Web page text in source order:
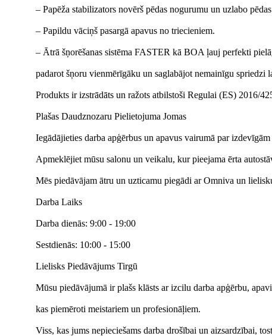
– Papēža stabilizators novērš pēdas nogurumu un uzlabo
– Papildu vāciņš pasargā apavus no triecieniem.
– Ātrā šņorēšanas sistēma FASTER kā BOA ļauj perfekti
padarot šņoru vienmērīgāku un saglabājot nemainīgu spriedzi
Produkts ir izstrādāts un ražots atbilstoši Regulai (ES) 2016/
Plašas Daudznozaru Pielietojuma Jomas
Iegādājieties darba apģērbus un apavus vairumā par
Apmeklējiet mūsu salonu un veikalu, kur pieejama ērta
Mēs piedāvājam ātru un uzticamu piegādi ar Omniva un
Darba Laiks
Darba dienās: 9:00 - 19:00
Sestdienās: 10:00 - 15:00
Lielisks Piedāvājums Tirgū
Mūsu piedāvājumā ir plašs klāsts ar izcilu darba apģērbu,
kas piemēroti meistariem un profesionāļiem.
Viss, kas jums nepieciešams darba drošībai un aizsardzībai,